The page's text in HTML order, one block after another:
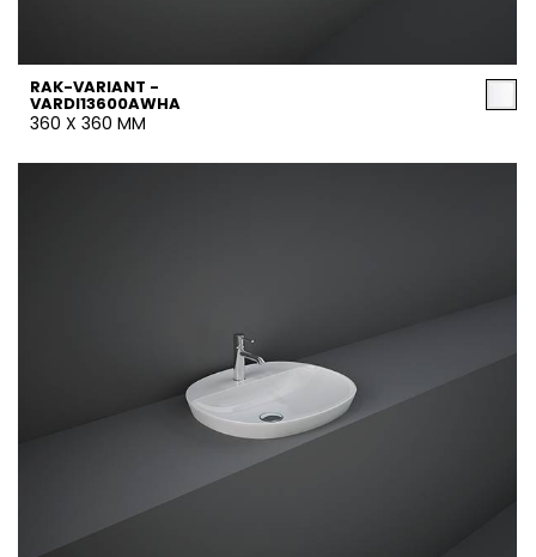
RAK-VARIANT -
VARDI13600AWHA
360 X 360 MM